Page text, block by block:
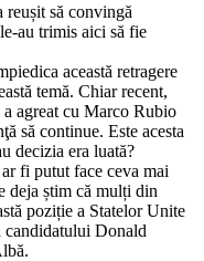
reușit să convingă
au trimis aici să fie
această retragere
temă. Chiar recent,
agreat cu Marco Rubio
să continue. Este acesta
decizia era luată?
fi putut face ceva mai
deja știm că mulți din
poziție a Statelor Unite
candidatului Donald